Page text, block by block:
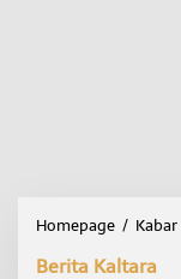
Homepage / Kabar
Berita Kaltara